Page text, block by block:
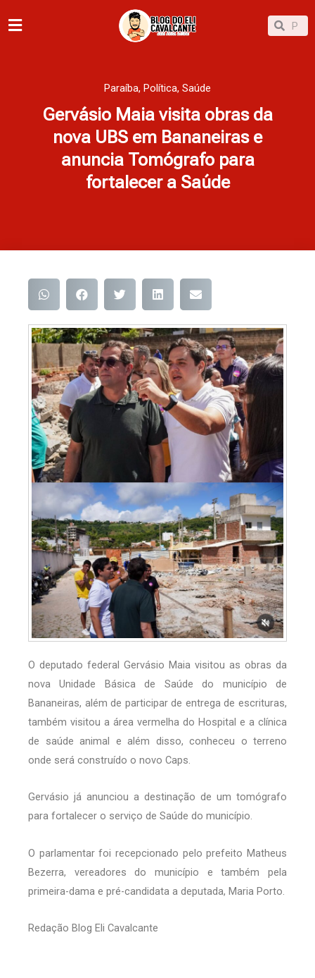
para
Pesquisar
Paraíba, Política, Saúde
Gervásio Maia visita obras da
nova UBS em Bananeiras e
anuncia Tomógrafo para
fortalecer a Saúde
O deputado federal Gervásio Maia visitou as obras da
nova Unidade Básica de Saúde do município de
Bananeiras, além de participar de entrega de escrituras,
também visitou a área vermelha do Hospital e a clínica
de saúde animal e além disso, conheceu o terreno
onde será construído o novo Caps.
Gervásio já anunciou a destinação de um tomógrafo
para fortalecer o serviço de Saúde do município.
O parlamentar foi recepcionado pelo prefeito Matheus
Bezerra, vereadores do município e também pela
primeira-dama e pré-candidata a deputada, Maria Porto.
Redação Blog Eli Cavalcante